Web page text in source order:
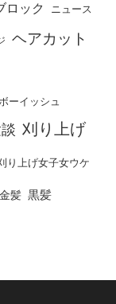
ロック ニュース
ヘアカット
ーイッシュ
刈り上げ
り上げ女子女ウケ
金髪 黒髪